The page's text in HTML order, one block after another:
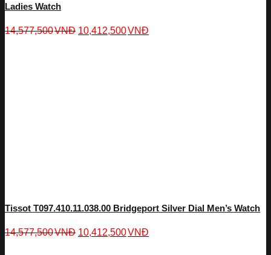
Ladies Watch
14,577,500VNĐ 10,412,500VNĐ
Tissot T097.410.11.038.00 Bridgeport Silver Dial Men’s Watch
14,577,500VNĐ 10,412,500VNĐ